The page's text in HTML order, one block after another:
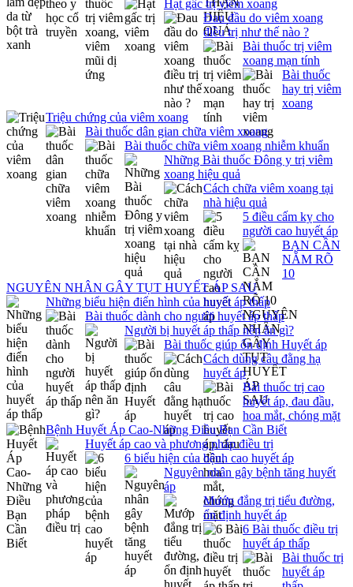
Hạt gấc trị viêm xoang
Đau đầu do viêm xoang
điều trị như thế nào ?
Bài thuốc trị viêm
xoang mạn tính
Bài thuốc
hay trị viêm
xoang
Triệu chứng của viêm xoang
Bài thuốc dân gian chữa viêm xoang
Bài thuốc chữa viêm xoang nhiễm khuẩn
Những Bài thuốc Đông y trị viêm
xoang hiệu quả
Cách chữa viêm xoang tại
nhà hiệu quả
5 điều cấm kỵ cho
người cao huyết áp
BẠN CẦN
NẮM RÕ
10
NGUYÊN NHÂN GÂY TỤT HUYẾT ÁP SAU
Những biểu hiện điển hình của huyết áp thấp
Bài thuốc dành cho người huyết áp thấp
Người bị huyết áp thấp nên ăn gì?
Bài thuốc giúp ổn định Huyết áp
Cách dùng câu đằng hạ
huyết áp
Bài thuốc trị cao
huyết áp, đau đầu,
hoa mắt, chóng mặt
Bệnh Huyết Áp Cao-Những Điều Bạn Cần Biết
Huyết áp cao và phương pháp điều trị
6 biểu hiện của bệnh cao huyết áp
Nguyên nhân gây bệnh tăng huyết
áp
Mướp đắng trị tiểu đường,
ổn định huyết áp
6 Bài thuốc điều trị
huyết áp thấp
Bài thuốc trị
huyết áp